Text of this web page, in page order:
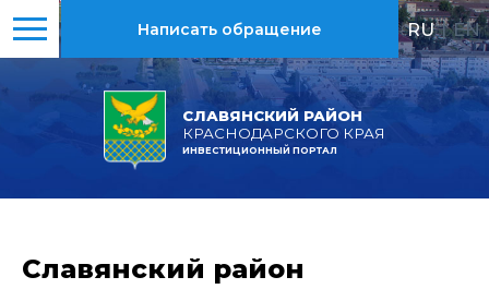
СЛАВЯНСКИЙ РАЙОН
КРАСНОДАРСКОГО КРАЯ
ИНВЕСТИЦИОННЫЙ ПОРТАЛ
Написать обращение RU | EN
Славянский район